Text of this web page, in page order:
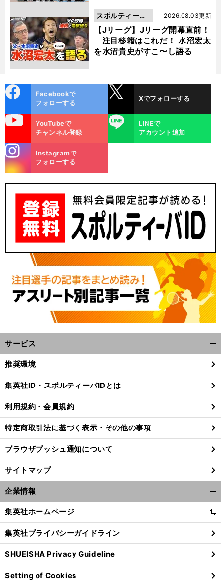
！
ち
【Jリーグ】Jリーグ開幕直前！
注目移籍はこれだ！ 水沼宏太
を水沼貴史がすこ〜し語る
2026.08.03更新
スポルティーバ
動画
ok
Facebookで
フォローする
Xでフォローする
YouTubeで
チャンネル登録
LINE
LINEで
アカウント追加
m
Instagramで
フォローする
サービス
閉
る
推奨環境
集英社ID・スポルティーバIDとは
利用規約・会員規約
特定商取引法に基づく表示・その他の事項
ブラウザプッシュ通知について
サイトマップ
企業情報
閉
る
集英社ホームページ
新
し
い
ウ
ィ
ン
ド
集英社プライバシーガイドライン
SHUEISHA Privacy Guideline
Setting of Cookies